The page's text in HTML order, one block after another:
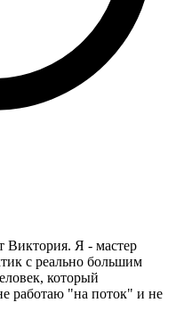
Виктория. Я - мастер
с реально большим
который
работаю "на поток" и не